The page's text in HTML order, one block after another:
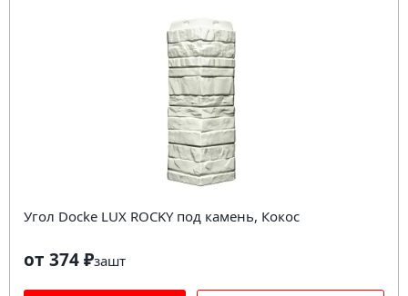
Угол Docke LUX ROCKY под камень, Кокос
от 374 ₽зашт